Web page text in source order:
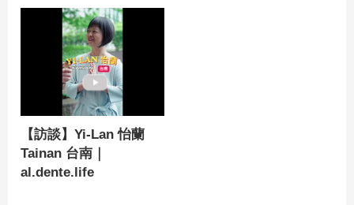
【訪談】Yi-Lan 怡蘭
Tainan 台南｜
al.dente.life